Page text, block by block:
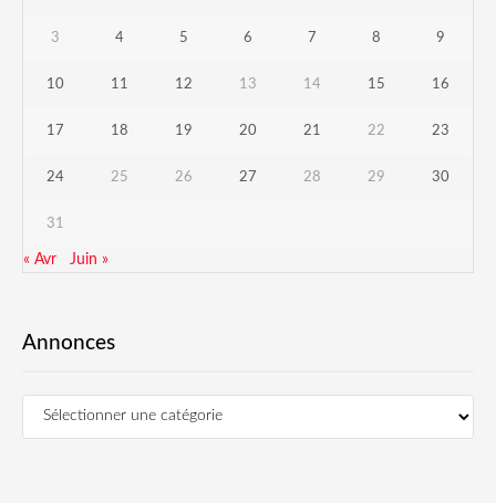
3 4 5 6 7 8 9
10 11 12 13 14 15 16
17 18 19 20 21 22 23
24 25 26 27 28 29 30
31
« Avr Juin »
Annonces